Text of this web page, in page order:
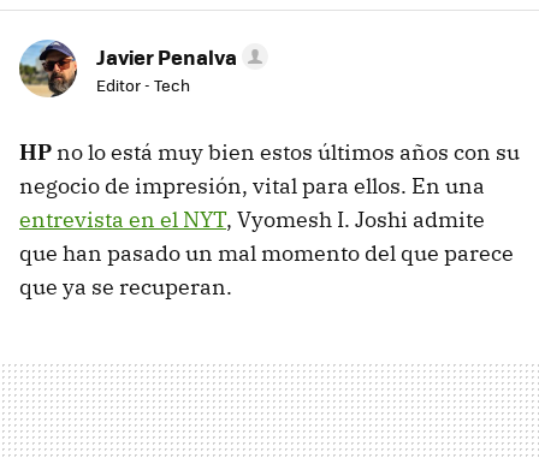
Javier Penalva
Editor - Tech
HP no lo está muy bien estos últimos años con su
negocio de impresión, vital para ellos. En una
entrevista en el NYT, Vyomesh I. Joshi admite
que han pasado un mal momento del que parece
que ya se recuperan.